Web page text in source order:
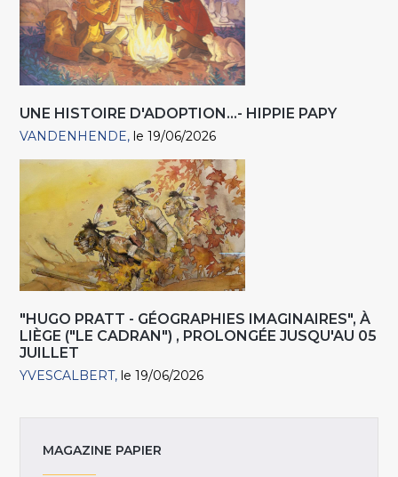
UNE HISTOIRE D'ADOPTION...- HIPPIE PAPY
VANDENHENDE le 19/06/2026
"HUGO PRATT - GÉOGRAPHIES IMAGINAIRES", À
LIÈGE ("LE CADRAN") , PROLONGÉE JUSQU'AU 05
JUILLET
YVESCALBERT le 19/06/2026
MAGAZINE PAPIER